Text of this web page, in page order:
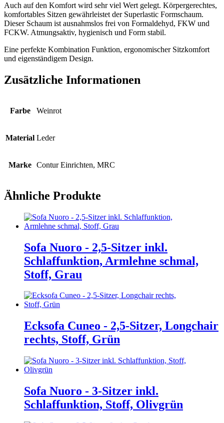
Auch auf den Komfort wird sehr viel Wert gelegt. Körpergerechtes,
komfortables Sitzen gewährleistet der Superlastic Formschaum.
Dieser Schaum ist ausnahmslos frei von Formaldehyd, FKW und
FCKW. Atmungsaktiv, hygienisch und Form stabil.
Eine perfekte Kombination Funktion, ergonomischer Sitzkomfort
und eigenständigem Design.
Zusätzliche Informationen
Farbe Weinrot
Material Leder
Marke Contur Einrichten, MRC
Ähnliche Produkte
Sofa Nuoro - 2,5-Sitzer inkl.
Schlaffunktion, Armlehne schmal,
Stoff, Grau
Ecksofa Cuneo - 2,5-Sitzer, Longchair
rechts, Stoff, Grün
Sofa Nuoro - 3-Sitzer inkl.
Schlaffunktion, Stoff, Olivgrün